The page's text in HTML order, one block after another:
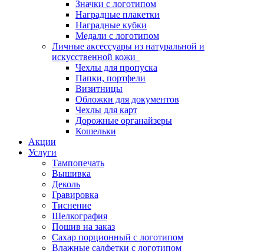
Значки с логотипом
Наградные плакетки
Наградные кубки
Медали с логотипом
Личные аксессуары из натуральной и
искусственной кожи
Чехлы для пропуска
Папки, портфели
Визитницы
Обложки для документов
Чехлы для карт
Дорожные органайзеры
Кошельки
Акции
Услуги
Тампопечать
Вышивка
Деколь
Гравировка
Тиснение
Шелкография
Пошив на заказ
Сахар порционный с логотипом
Влажные салфетки с логотипом